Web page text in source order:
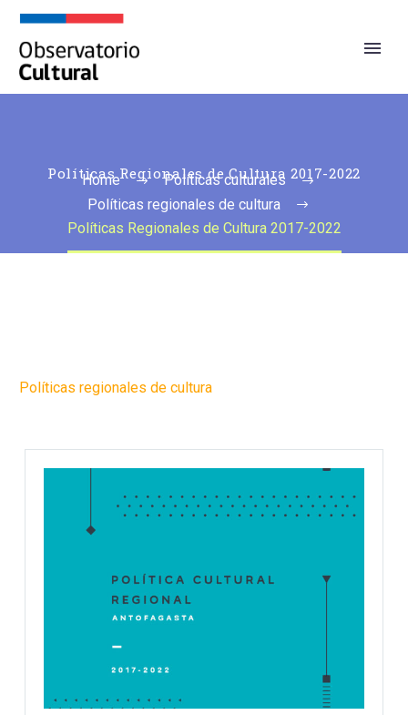
Políticas Regionales de Cultura 2017-2022
Home
Políticas culturales
Políticas regionales de cultura
Políticas Regionales de Cultura 2017-2022
Políticas regionales de cultura